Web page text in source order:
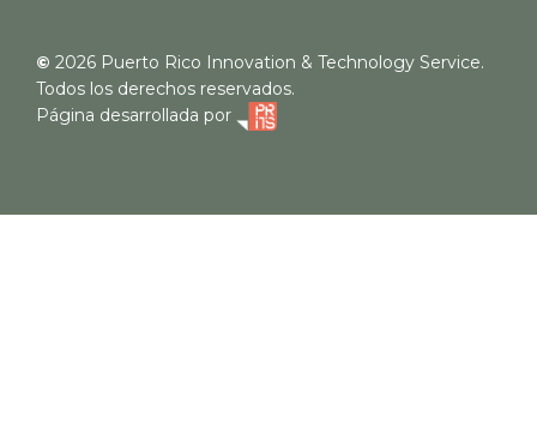
© 2026 Puerto Rico Innovation & Technology Service.
Todos los derechos reservados.
Página desarrollada por